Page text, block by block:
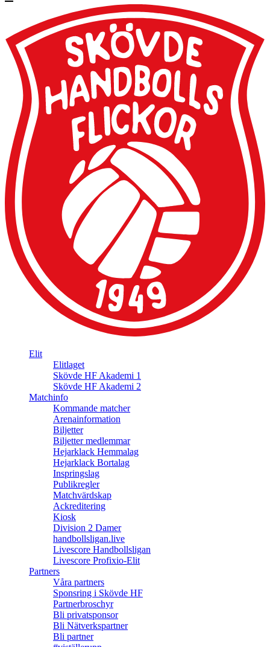
Elit
Elitlaget
Skövde HF Akademi 1
Skövde HF Akademi 2
Matchinfo
Kommande matcher
Arenainformation
Biljetter
Biljetter medlemmar
Hejarklack Hemmalag
Hejarklack Bortalag
Inspringslag
Publikregler
Matchvärdskap
Ackreditering
Kiosk
Division 2 Damer
handbollsligan.live
Livescore Handbollsligan
Livescore Profixio-Elit
Partners
Våra partners
Sponsring i Skövde HF
Partnerbroschyr
Bli privatsponsor
Bli Nätverkspartner
Bli partner